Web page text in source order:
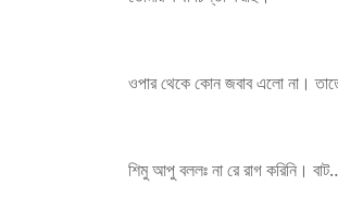
ওপার থেকে কোন জবাব এলো না।
শিমু আপু বললঃ না রে রাগ করিনি।